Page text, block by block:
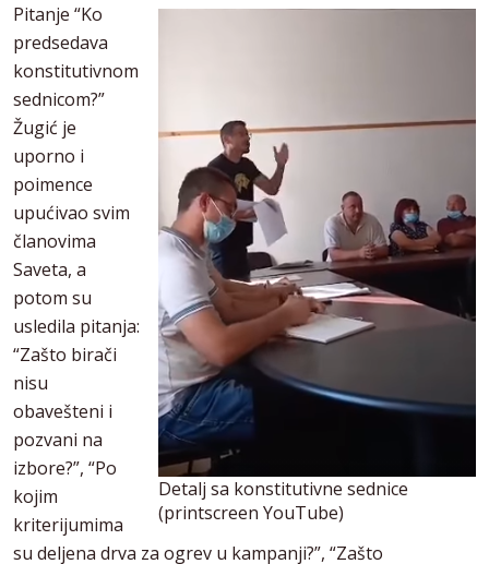
Detalj sa konstitutivne sednice
(printscreen YouTube)
Pitanje “Ko
predsedava
konstitutivnom
sednicom?”
Žugić je
uporno i
poimence
upućivao svim
članovima
Saveta, a
potom su
usledila pitanja:
“Zašto birači
nisu
obavešteni i
pozvani na
izbore?”, “Po
kojim
kriterijumima
su deljena drva za ogrev u kampanji?”, “Zašto